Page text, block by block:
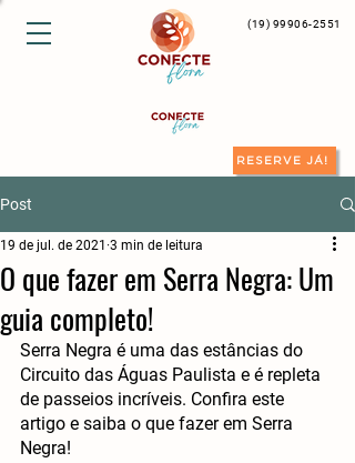
(19) 99906-2551
RESERVE JÁ!
Post
O que fazer em Serra Negra: Um
guia completo!
19 de jul. de 2021 3 min de leitura
Serra Negra é uma das estâncias do
Circuito das Águas Paulista e é repleta
de passeios incríveis. Confira este
artigo e saiba o que fazer em Serra
Negra!